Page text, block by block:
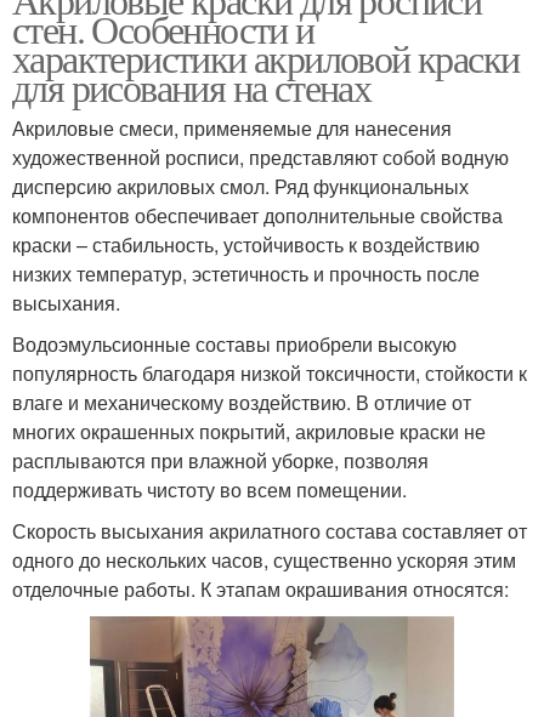
стен. Особенности и
характеристики акриловой краски
для рисования на стенах
Акриловые смеси, применяемые для нанесения
художественной росписи, представляют собой водную
дисперсию акриловых смол. Ряд функциональных
компонентов обеспечивает дополнительные свойства
краски – стабильность, устойчивость к воздействию
низких температур, эстетичность и прочность после
высыхания.
Водоэмульсионные составы приобрели высокую
популярность благодаря низкой токсичности, стойкости к
влаге и механическому воздействию. В отличие от
многих окрашенных покрытий, акриловые краски не
расплываются при влажной уборке, позволяя
поддерживать чистоту во всем помещении.
Скорость высыхания акрилатного состава составляет от
одного до нескольких часов, существенно ускоряя этим
отделочные работы. К этапам окрашивания относятся: